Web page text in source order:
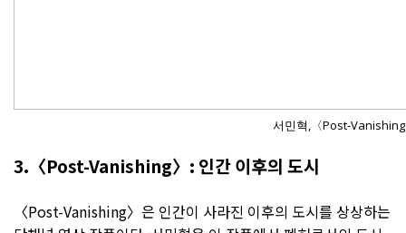
서민혁,〈Post-Vanishing
3.〈Post-Vanishing〉: 인간 이후의 도시
〈Post-Vanishing〉은 인간이 사라진 이후의 도시를 상상하는